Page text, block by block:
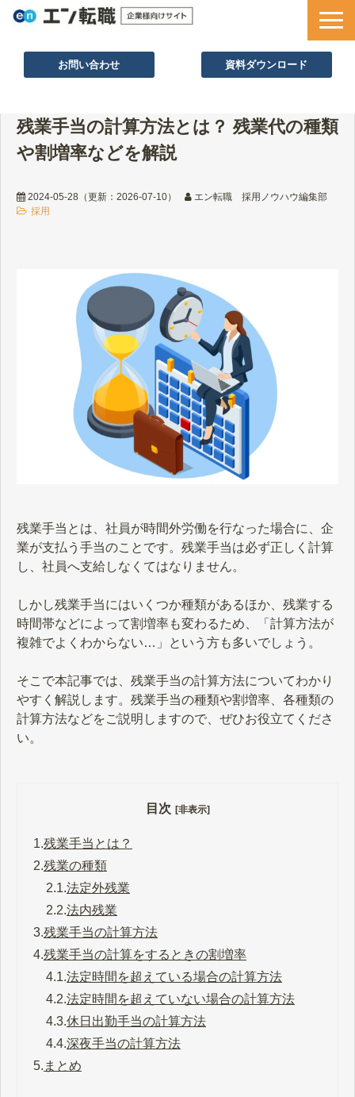
お問い合わせ 資料ダウンロード
採用ノウハウ
採用事例
セミナー情報
残業手当の計算方法とは？ 残業代の種類
や割増率などを解説
2024-05-28 （更新： 2026-07-10）
エン転職 採用ノウハウ編集部
採用
残業手当とは、社員が時間外労働を行なった場合に、企
業が支払う手当のことです。残業手当は必ず正しく計算
し、社員へ支給しなくてはなりません。
しかし残業手当にはいくつか種類があるほか、残業する
時間帯などによって割増率も変わるため、「計算方法が
複雑でよくわからない…」という方も多いでしょう。
そこで本記事では、残業手当の計算方法についてわかり
やすく解説します。残業手当の種類や割増率、各種類の
計算方法などをご説明しますので、ぜひお役立てくださ
い。
目次 [非表示]
1.残業手当とは？
2.残業の種類
2.1.法定外残業
2.2.法内残業
3.残業手当の計算方法
4.残業手当の計算をするときの割増率
4.1.法定時間を超えている場合の計算方法
4.2.法定時間を超えていない場合の計算方法
4.3.休日出勤手当の計算方法
4.4.深夜手当の計算方法
5. まとめ